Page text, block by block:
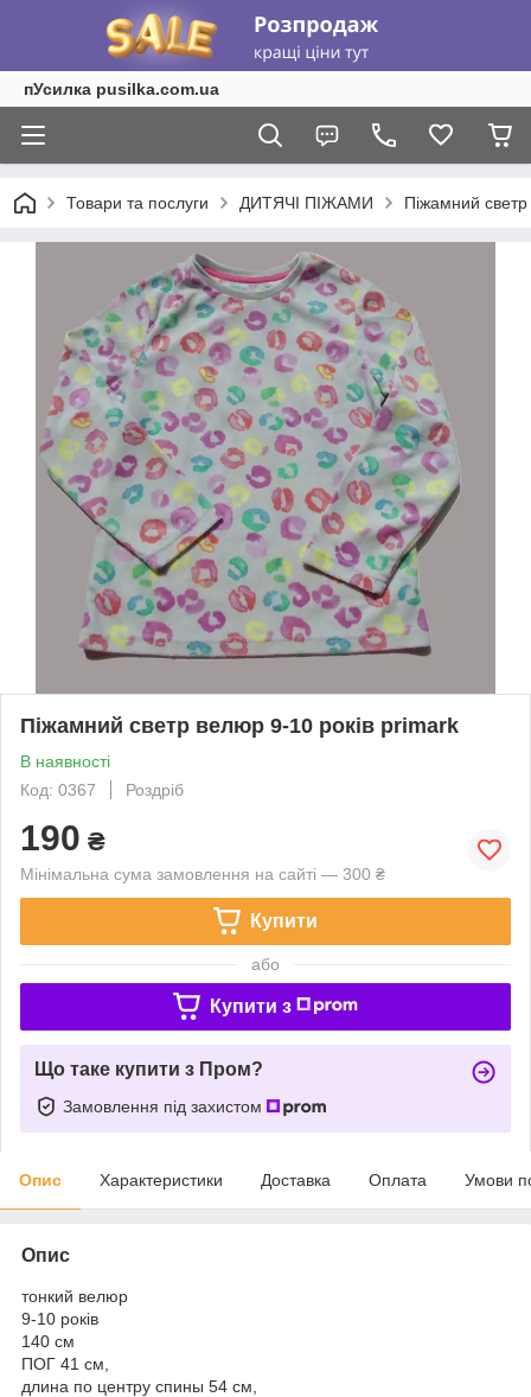
пУсилка pusilka.com.ua
Товари та послуги ДИТЯЧІ ПІЖАМИ Піжамний
Піжамний светр велюр 9-10 років primark
В наявності
Код: 0367
Роздріб
190 ₴
Мінімальна сума замовлення на сайті — 300 ₴
Купити
або
Купити з
Що таке купити з Пром?
Замовлення під захистом
Опис Характеристики Доставка Оплата Умови
Опис
тонкий велюр
9-10 років
140 см
ПОГ 41 см,
длина по центру спины 54 см,